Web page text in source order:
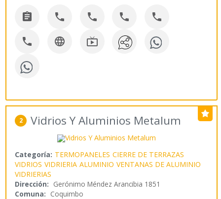
    
  
2 Vidrios Y Aluminios Metalum
Categoría: TERMOPANELES CIERRE DE TERRAZAS
VIDRIOS VIDRIERIA ALUMINIO VENTANAS DE ALUMINIO
VIDRIERIAS
Dirección: Gerónimo Méndez Arancibia 1851
Comuna: Coquimbo